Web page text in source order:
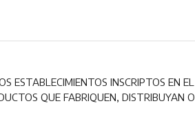
ESTABLECIMIENTOS INSCRIPTOS EN EL
QUE FABRIQUEN, DISTRIBUYAN O